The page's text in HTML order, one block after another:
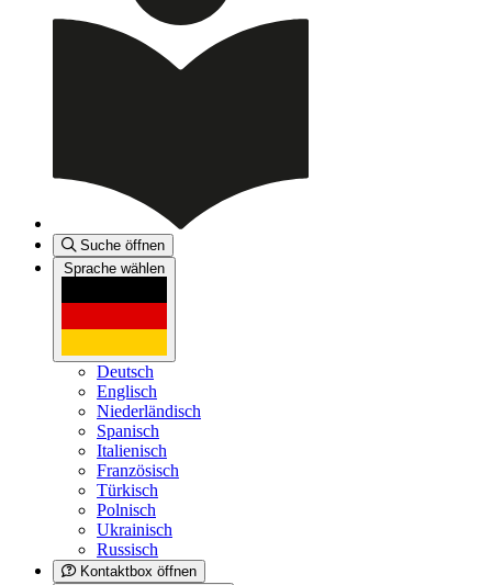
Suche öffnen
Sprache wählen
Deutsch
Englisch
Niederländisch
Spanisch
Italienisch
Französisch
Türkisch
Polnisch
Ukrainisch
Russisch
Kontaktbox öffnen